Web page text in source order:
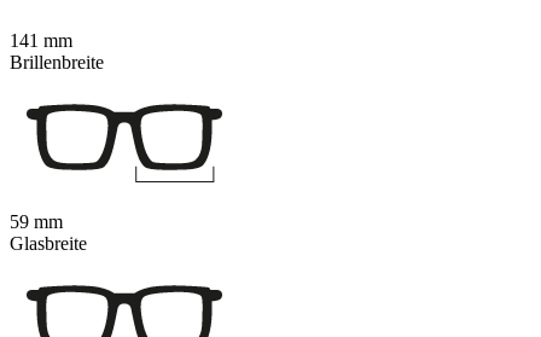
141 mm
Brillenbreite
59 mm
Glasbreite